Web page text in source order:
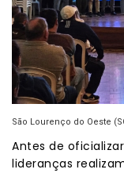
São Lourenço do Oeste
Antes de
lideranças